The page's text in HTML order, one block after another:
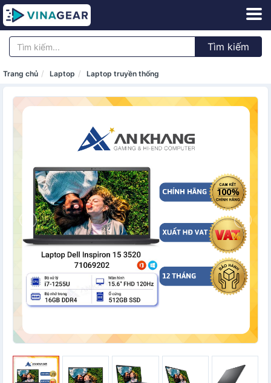
Tìm kiếm
Trang chủ Laptop Laptop truyền thống